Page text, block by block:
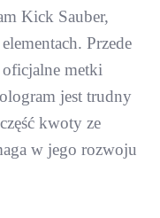
Kick Sauber,
Przede
metki
jest trudny
kwoty ze
w jego rozwoju